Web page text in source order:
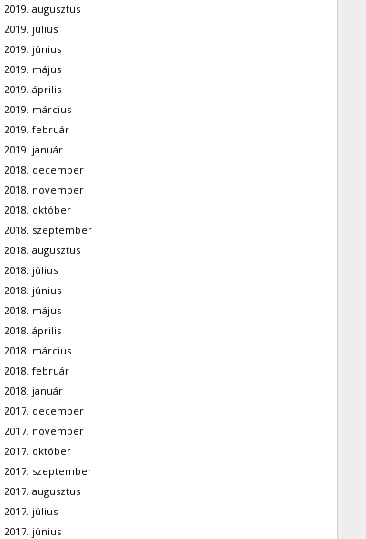
2019. augusztus
2019. július
2019. június
2019. május
2019. április
2019. március
2019. február
2019. január
2018. december
2018. november
2018. október
2018. szeptember
2018. augusztus
2018. július
2018. június
2018. május
2018. április
2018. március
2018. február
2018. január
2017. december
2017. november
2017. október
2017. szeptember
2017. augusztus
2017. július
2017. június